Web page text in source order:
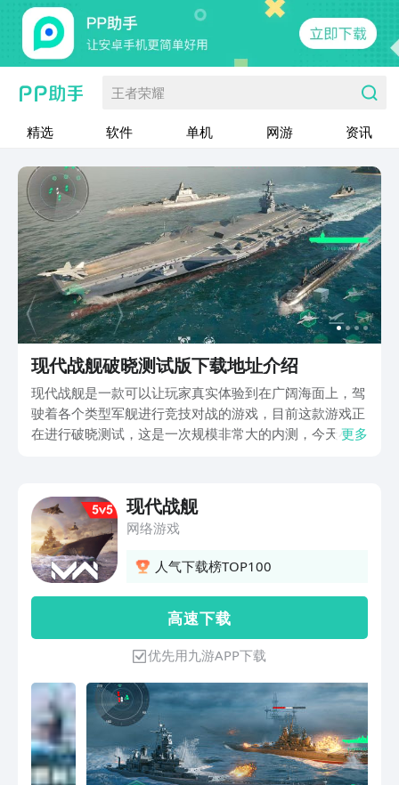
王者荣耀
精选 软件 单机 网游 资讯
现代战舰破晓测试版下载地址介绍
现代战舰是一款可以让玩家真实体验到在广阔海面上，驾
驶着各个类型军舰进行竞技对战的游戏，目前这款游戏正
在进行破晓测试，这是一次规模非常大的内测，今天小编
更多
现代战舰
网络游戏
人气下载榜TOP100
高 速 下 载
优先用九游APP下载